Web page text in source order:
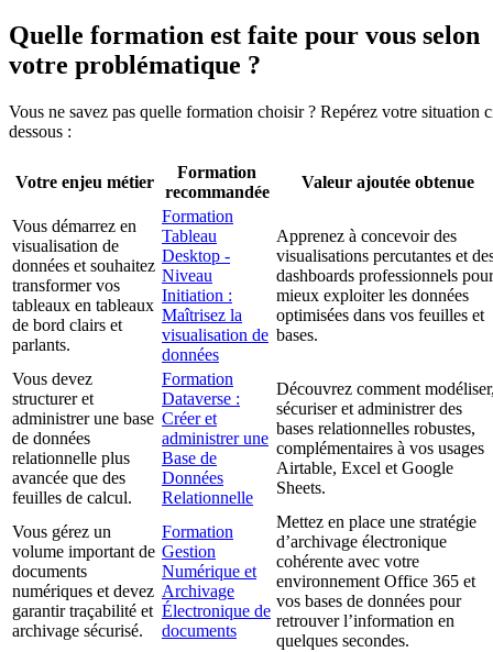
Quelle formation est faite pour vous selon
votre problématique ?
Vous ne savez pas quelle formation choisir ? Repérez votre situation
dessous :
Votre enjeu métier
Formation
recommandée
Valeur ajoutée obtenue
Vous démarrez en
visualisation de
données et souhaitez
transformer vos
tableaux en tableaux
de bord clairs et
parlants.
Formation
Tableau
Desktop -
Niveau
Initiation :
Maîtrisez la
visualisation de
données
Apprenez à concevoir des
visualisations percutantes et
dashboards professionnels pour
mieux exploiter les données
optimisées dans vos feuilles et
bases.
Vous devez
structurer et
administrer une base
de données
relationnelle plus
avancée que des
feuilles de calcul.
Formation
Dataverse :
Créer et
administrer une
Base de
Données
Relationnelle
Découvrez comment
sécuriser et administrer des
bases relationnelles robustes,
complémentaires à vos usages
Airtable, Excel et Google
Sheets.
Vous gérez un
volume important de
documents
numériques et devez
garantir traçabilité et
archivage sécurisé.
Formation
Gestion
Numérique et
Archivage
Électronique de
documents
Mettez en place une stratégie
d’archivage électronique
cohérente avec votre
environnement Office 365 et
vos bases de données pour
retrouver l’information en
quelques secondes.